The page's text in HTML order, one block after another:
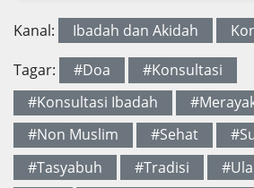
Kanal: Ibadah dan Akidah
Tagar: #Doa
#Konsultasi
#Konsultasi Ibadah
#Non Muslim
#Sehat
#Tasyabuh
#Tradisi